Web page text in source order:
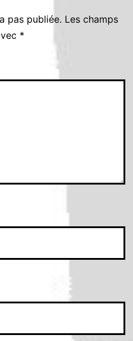
pas publiée. Les champs
*